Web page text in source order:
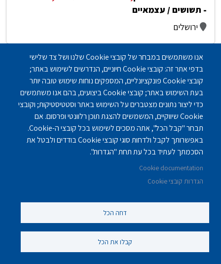
- תשושים / עצמאיים
ירושלים
דיור מוגן בירושלים - אחוזת בית הכרם
אנו משתמשים במבחר של קובצי Cookie שלנו ושל צד שלישי
בדפי אתר זה: קובצי Cookie חיוניים, הנדרשים לשימוש באתר;
קובצי Cookie פונקציונליים, המספקים נוחות שימוש טובה יותר
בעת השימוש באתר; קובצי Cookie ביצועים, בהם אנו משתמשים
כדי ליצור נתונים מצטברים על השימוש באתר וסטטיסטיקות; וקובצי
Cookie שיווקיים, המשמשים להצגת תוכן רלוונטי ופרסום. אם
תבחר "קבל הכל", אתה מסכים לשימוש בכל קובצי ה-Cookie.
באפשרותך לקבל ולדחות סוגי קובצי Cookie בודדים ולבטל את
הסכמתך לעתיד בכל עת תחת "הגדרות".
Cookie documentation
הגדרות קובצי Cookie
דחה הכל
קבלו את הכל